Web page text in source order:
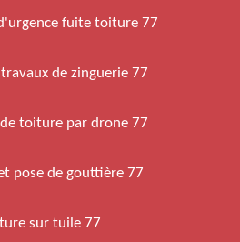
fuite toiture 77
de zinguerie 77
toiture par drone 77
pose de gouttière 77
sur tuile 77